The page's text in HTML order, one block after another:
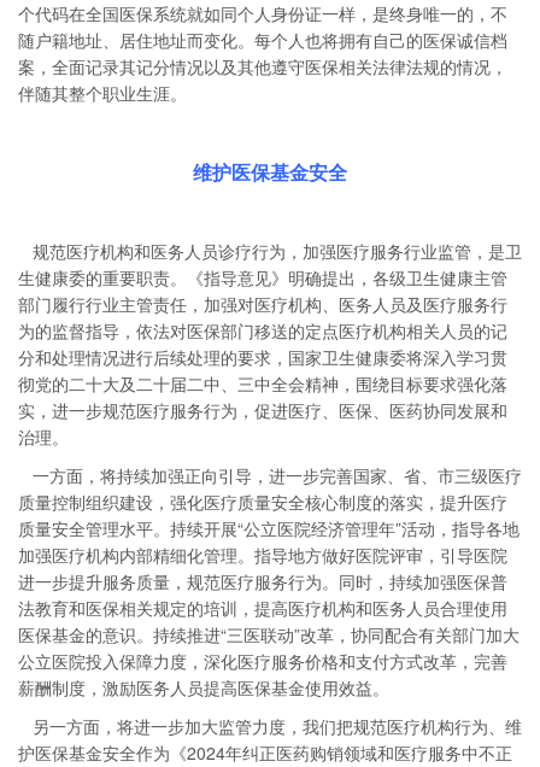
个代码在全国医保系统就如同个人身份证一样，是终身唯一的，不
随户籍地址、居住地址而变化。每个人也将拥有自己的医保诚信档
案，全面记录其记分情况以及其他遵守医保相关法律法规的情况，
伴随其整个职业生涯。
维护医保基金安全
规范医疗机构和医务人员诊疗行为，加强医疗服务行业监管，是卫
生健康委的重要职责。《指导意见》明确提出，各级卫生健康主管
部门履行行业主管责任，加强对医疗机构、医务人员及医疗服务行
为的监督指导，依法对医保部门移送的定点医疗机构相关人员的记
分和处理情况进行后续处理的要求，国家卫生健康委将深入学习贯
彻党的二十大及二十届二中、三中全会精神，围绕目标要求强化落
实，进一步规范医疗服务行为，促进医疗、医保、医药协同发展和
治理。
一方面，将持续加强正向引导，进一步完善国家、省、市三级医疗
质量控制组织建设，强化医疗质量安全核心制度的落实，提升医疗
质量安全管理水平。持续开展“公立医院经济管理年”活动，指导各地
加强医疗机构内部精细化管理。指导地方做好医院评审，引导医院
进一步提升服务质量，规范医疗服务行为。同时，持续加强医保普
法教育和医保相关规定的培训，提高医疗机构和医务人员合理使用
医保基金的意识。持续推进“三医联动”改革，协同配合有关部门加大
公立医院投入保障力度，深化医疗服务价格和支付方式改革，完善
薪酬制度，激励医务人员提高医保基金使用效益。
另一方面，将进一步加大监管力度，我们把规范医疗机构行为、维
护医保基金安全作为《2024年纠正医药购销领域和医疗服务中不正